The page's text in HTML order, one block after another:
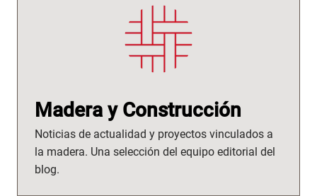
Madera y Construcción
Noticias de actualidad y proyectos vinculados a
la madera. Una selección del equipo editorial del
blog.